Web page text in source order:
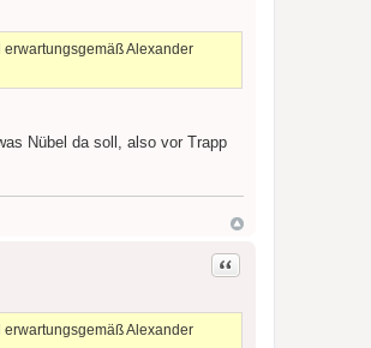
Alexander
Nübel da soll, also vor Trapp
Zitat
Alexander